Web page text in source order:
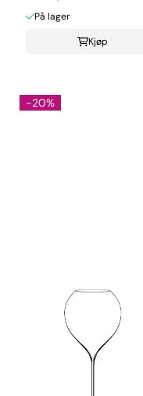
På lager
Kjøp
-20%